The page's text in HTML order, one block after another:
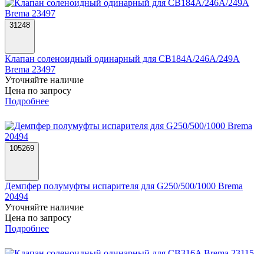
31248
Клапан соленоидный одинарный для CB184A/246A/249A
Brema 23497
Уточняйте наличие
Цена по запросу
Подробнее
105269
Демпфер полумуфты испарителя для G250/500/1000 Brema
20494
Уточняйте наличие
Цена по запросу
Подробнее